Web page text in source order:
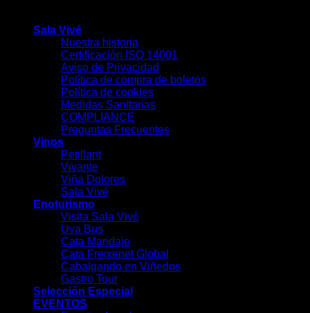
Sala Vivé
Nuestra historia
Certificación ISO 14001
Aviso de Privacidad
Política de compra de boletos
Política de cookies
Medidas Sanitarias
COMPLIANCE
Preguntas Frecuentes
Vinos
Petillant
Vivante
Viña Dolores
Sala Vivé
Enoturismo
Visita Sala Vivé
Uva Bus
Cata Maridaje
Cata Freixenet Global
Cabalgando en Viñedos
Gastro Tour
Selección Especial
EVENTOS